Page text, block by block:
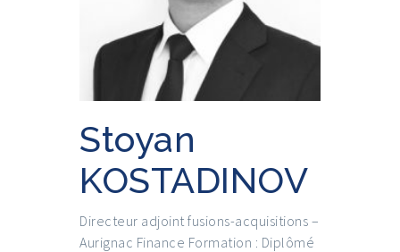
Stoyan
KOSTADINOV
Directeur adjoint fusions-acquisitions –
Aurignac Finance Formation : Diplômé